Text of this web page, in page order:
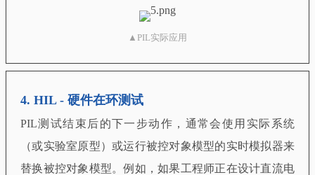
▲PIL实际应用
4. HIL - 硬件在环测试
PIL测试结束后的下一步动作，通常会使用实际系统
（或实验室原型）或运行被控对象模型的实时模拟器来
替换被控对象模型。例如，如果工程师正在设计直流电